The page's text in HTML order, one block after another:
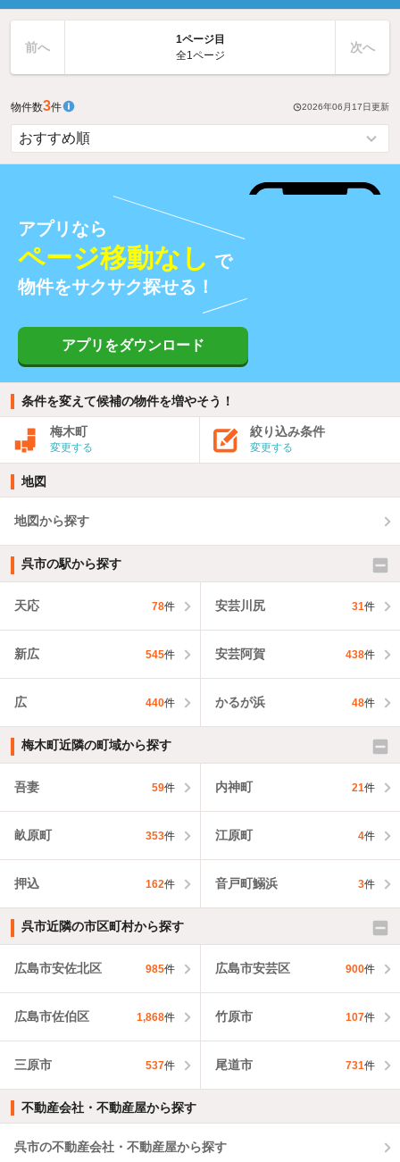
前へ
1ページ目
全1ページ
次へ
物件数3件 2026年06月17日更新
アプリなら
ページ移動なし で
物件をサクサク探せる！
アプリをダウンロード
条件を変えて候補の物件を増やそう！
梅木町
変更する
絞り込み条件
変更する
地図
地図から探す
呉市の駅から探す
天応 78件 安芸川尻 31件
新広 545件 安芸阿賀 438件
広 440件 かるが浜 48件
梅木町近隣の町域から探す
吾妻 59件 内神町 21件
畝原町 353件 江原町 4件
押込 162件 音戸町鰯浜 3件
呉市近隣の市区町村から探す
広島市安佐北区 985件 広島市安芸区 900件
広島市佐伯区 1,868件 竹原市 107件
三原市 537件 尾道市 731件
不動産会社・不動産屋から探す
呉市の不動産会社・不動産屋から探す